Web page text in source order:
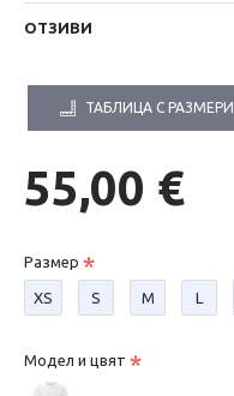
ОТЗИВИ
ТАБЛИЦА С РАЗМЕРИ
55,00 €
Размер
XS S М L
Модел и цвят